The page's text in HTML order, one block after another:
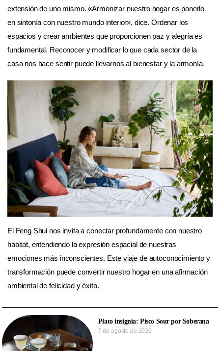
extensión de uno mismo. «Armonizar nuestro hogar es ponerlo
en sintonía con nuestro mundo interior», dice. Ordenar los
espacios y crear ambientes que proporcionen paz y alegría es
fundamental. Reconocer y modificar lo que cada sector de la
casa nos hace sentir puede llevarnos al bienestar y la armonía.
El Feng Shui nos invita a conectar profundamente con nuestro
hábitat, entendiendo la expresión espacial de nuestras
emociones más inconscientes. Este viaje de autoconocimiento y
transformación puede convertir nuestro hogar en una afirmación
ambiental de felicidad y éxito.
Plato insignia: Pisco Sour por Soberana
7 de agosto de 2026